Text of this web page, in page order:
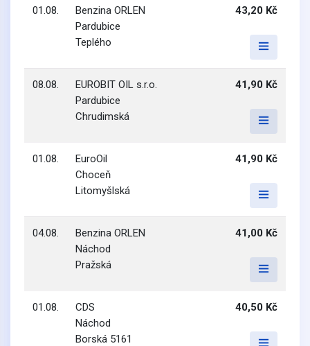
01.08.
Benzina ORLEN
Pardubice
Teplého
43,20 Kč
08.08.
EUROBIT OIL s.r.o.
Pardubice
Chrudimská
41,90 Kč
01.08.
EuroOil
Choceň
Litomyšlská
41,90 Kč
04.08.
Benzina ORLEN
Náchod
Pražská
41,00 Kč
01.08.
CDS
Náchod
Borská 5161
40,50 Kč